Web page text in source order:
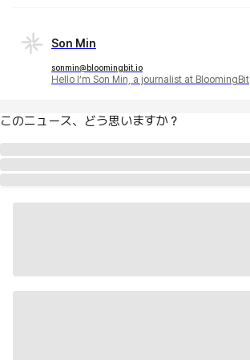
Son Min
sonmin@bloomingbit.io
Hello I’m Son Min, a journalist at BloomingBit
このニュース、どう思いますか？